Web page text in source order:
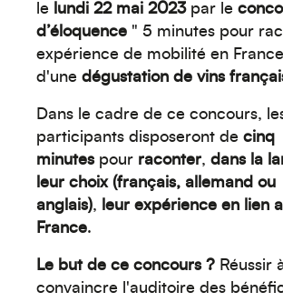
le
lundi 22 mai 2023 par le
d’éloquence " 5 minutes pour
expérience de mobilité en
d'une dégustation de vins
Dans le cadre de ce concours,
participants disposeront de cinq
minutes pour raconter, dans la
leur choix (français, allemand ou
anglais), leur expérience en lien
France.
Le but de ce concours ? Réussir
convaincre l'auditoire des
Créez votre événement